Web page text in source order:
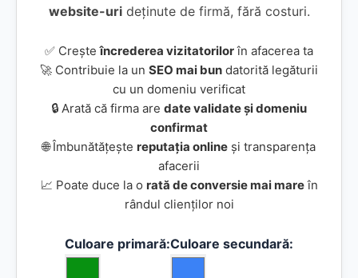
website-urideținute de firmă, fără costuri.
✅ Creșteîncrederea vizitatorilorîn afacerea ta
🚀 Contribuie la un SEO mai bun datorită legăturii
cu un domeniu verificat
🔒 Arată că firma are date validate și domeniu
confirmat
🌐 Îmbunătățește reputația online și transparența
afacerii
📈 Poate duce la o rată de conversie mai mareîn
rândul clienților noi
Culoare primară:Culoare secundară: